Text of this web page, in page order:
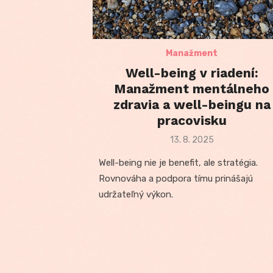
Manažment
Well-being v riadení:
Manažment mentálneho
zdravia a well-beingu na
pracovisku
Posted
13. 8. 2025
Well-being nie je benefit, ale stratégia.
Rovnováha a podpora tímu prinášajú
udržateľný výkon.